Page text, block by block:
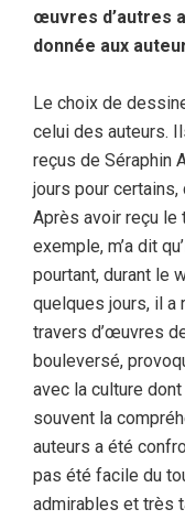
œuvres d’autres
donnée aux
Le choix de
celui des auteurs.
reçus de Séraphin
jours pour certains,
Après avoir reçu le
exemple, m’a dit
pourtant, durant le
quelques jours, il
travers d’œuvres
bouleversé,
avec la culture
souvent la
auteurs a été
pas été facile du
admirables et très